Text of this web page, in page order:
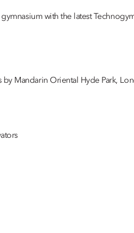
with the latest
Mandarin Oriental Hyde Park,